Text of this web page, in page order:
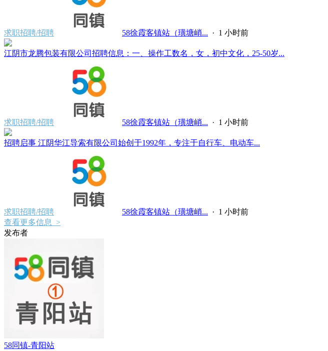
求职招聘/招聘 58徐霞客镇站（璜塘峭... · 1 小时前
江阴市龙腾包装有限公司招聘信息：一、操作工数名，女，初中文化，25-50岁...
求职招聘/招聘 58徐霞客镇站（璜塘峭... · 1 小时前
招聘启事 江阴华江导索有限公司始创于1992年，专注于自行车、电动车...
求职招聘/招聘 58徐霞客镇站（璜塘峭... · 1 小时前
查看更多信息 >
发布者
58同镇-青阳站